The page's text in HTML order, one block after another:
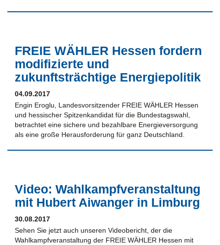
FREIE WÄHLER Hessen fordern
modifizierte und
zukunftsträchtige Energiepolitik
04.09.2017
Engin Eroglu, Landesvorsitzender FREIE WÄHLER Hessen
und hessischer Spitzenkandidat für die Bundestagswahl,
betrachtet eine sichere und bezahlbare Energieversorgung
als eine große Herausforderung für ganz Deutschland.
Video: Wahlkampfveranstaltung
mit Hubert Aiwanger in Limburg
30.08.2017
Sehen Sie jetzt auch unseren Videobericht, der die
Wahlkampfveranstaltung der FREIE WÄHLER Hessen mit